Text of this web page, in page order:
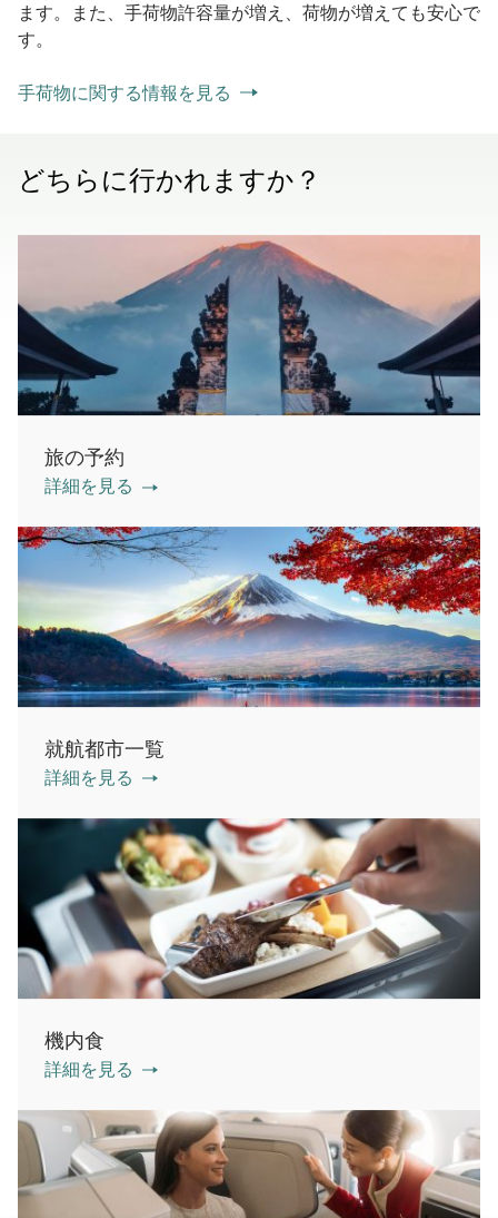
ます。また、手荷物許容量が増え、荷物が増えても安心で
す。
手荷物に関する情報を見る
どちらに行かれますか？
旅の予約
詳細を見る
就航都市一覧
詳細を見る
機内食
詳細を見る